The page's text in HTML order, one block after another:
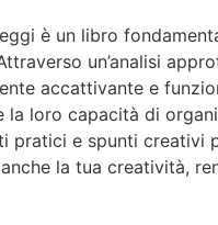
è un libro
un’analisi
accattivante e
la loro capacità di
pratici e spunti creativi
la tua creatività,